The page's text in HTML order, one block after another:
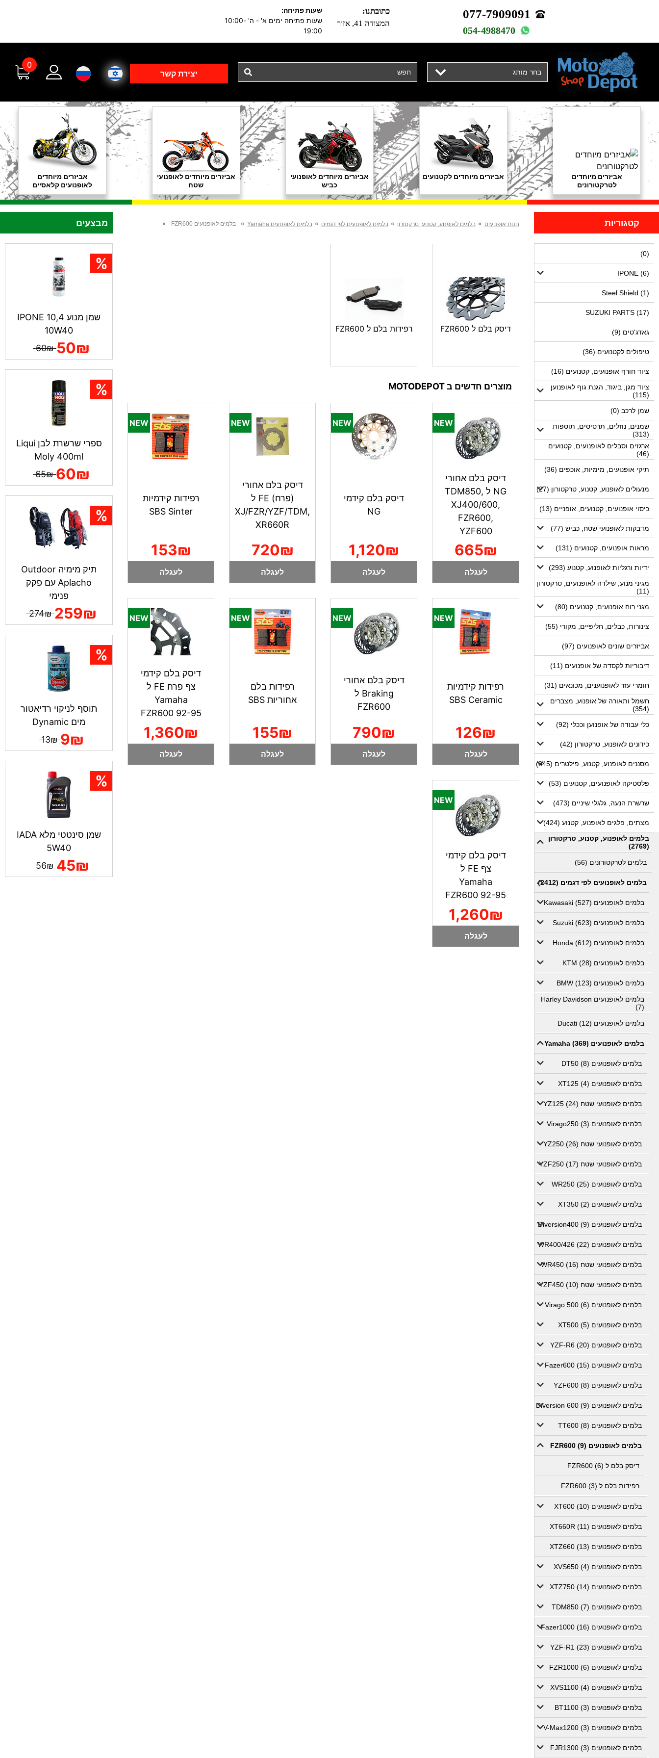
077-7909091
054-4988470
כתובתנו:
המצודה 41, אזור
שעות פתיחה:
שעות פתיחה ימים א' - ה' 10:00-
19:00
בחר מותג יצירת קשר
0
אביזרים מיוחדים
לטרקטורונים
אביזרים מיוחדים לקטנועים
אביזרים מיוחדים לאופנועי
כביש
אביזרים מיוחדים לאופנועי
שטח
אביזרים מיוחדים
לאופנועים קלאסיים
קטגוריות
(0)
IPONE (6)
Steel Shield (1)
SUZUKI PARTS (17)
גאדג'טים (9)
טיפולים לקטנועים (36)
ציוד חורף אופנועים, קטנועים (16)
ציוד מגן, ביגוד, הגנת גוף לאופנוען
(115)
שמן לרכב (0)
שמנים, נוזלים, תרסיסים, תוספות
(313)
ארגזים וסבלים לאופנועים, קטנועים
(46)
תיקי אופנועים, מימיות, אוכפים (36)
מנעולים לאופנוע, קטנוע, טרקטורון (27)
כיסוי אופנועים, קטנועים, אופניים (13)
מדבקות לאופנועי שטח, כביש (77)
מראות אופנועים, קטנועים (131)
ידיות ורגליות לאופנוע, קטנוע (293)
מגיני מנוע, שילדה לאופנועים, טרקטורון
(11)
מגני רוח אופנועים, קטנועים (80)
צינורות, כבלים, חליפיים, מקורי (55)
אביזרים שונים לאופנועים (97)
דיבוריות לקסדה של אופנועים (11)
חומרי עזר לאופנוענים, מכונאים (31)
חשמל ותאורה של אופנוע, מצברים
(354)
כלי עבודה של אופנוען וככלי (92)
כידונים לאופנוע, טרקטורון (42)
מסננים לאופנוע, קטנוע, פילטרים (845)
פלסטיקה לאופנועים, קטנועים (53)
שרשרת הנעה, גלגלי שיניים (473)
מצתים, פלגים לאופנוע, קטנוע (424)
בלמים לאופנוע, קטנוע, טרקטורון
(2769)
בלמים לטרקטורונים (56)
בלמים לאופנועים לפי דגמים (2412)
בלמים לאופנועים Kawasaki (527)
בלמים לאופנועים Suzuki (623)
בלמים לאופנועים Honda (612)
בלמים לאופנועים KTM (28)
בלמים לאופנועים BMW (123)
בלמים לאופנועים Harley Davidson
(7)
בלמים לאופנועים Ducati (12)
בלמים לאופנועים Yamaha (369)
בלמים לאופנועים DT50 (8)
בלמים לאופנועים XT125 (4)
בלמים לאופנועי שטח YZ125 (24)
בלמים לאופנועים Virago250 (3)
בלמים לאופנועי שטח YZ250 (26)
בלמים לאופנועי שטח YZF250 (17)
בלמים לאופנועים WR250 (25)
בלמים לאופנועים XT350 (2)
בלמים לאופנועים Diversion400 (9)
בלמים לאופנועים WR400/426 (22)
בלמים לאופנועי שטח WR450 (16)
בלמים לאופנועי שטח YZF450 (10)
בלמים לאופנועים Virago 500 (6)
בלמים לאופנועים XT500 (5)
בלמים לאופנועים YZF-R6 (20)
בלמים לאופנועים Fazer600 (15)
בלמים לאופנועים YZF600 (8)
בלמים לאופנועים Diversion 600 (9)
בלמים לאופנועים TT600 (8)
בלמים לאופנועים FZR600 (9)
דיסק בלם ל FZR600 (6)
רפידות בלם ל FZR600 (3)
בלמים לאופנועים XT600 (10)
בלמים לאופנועים XT660R (11)
בלמים לאופנועים XTZ660 (13)
בלמים לאופנועים XVS650 (4)
בלמים לאופנועים XTZ750 (14)
בלמים לאופנועים TDM850 (7)
בלמים לאופנועים Fazer1000 (16)
בלמים לאופנועים YZF-R1 (23)
בלמים לאופנועים FZR1000 (6)
בלמים לאופנועים XVS1100 (4)
בלמים לאופנועים BT1100 (3)
בלמים לאופנועים V-Max1200 (3)
בלמים לאופנועים FJR1300 (3)
חנות אופנועים » בלמים לאופנוע, קטנוע, טרקטורון » בלמים לאופנועים לפי דגמים » בלמים לאופנועים Yamaha » בלמים לאופנועים FZR600 »
דיסק בלם ל FZR600 רפידות בלם ל FZR600
מוצרים חדשים ב MOTODEPOT
דיסק בלם אחורי
NG ל TDM850,
XJ400/600,
FZR600,
YZF600
665₪
לעגלה
דיסק בלם קידמי
NG
1,120₪
לעגלה
דיסק בלם אחורי
(פרח) FE ל
XJ/FZR/YZF/TDM,
XR660R
720₪
לעגלה
רפידות קידמיות
SBS Sinter
153₪
לעגלה
רפידות קידמיות
SBS Ceramic
126₪
לעגלה
דיסק בלם אחורי
Braking ל
FZR600
790₪
לעגלה
רפידות בלם
אחוריות SBS
155₪
לעגלה
דיסק בלם קידמי
צף פרח FE ל
Yamaha
FZR600 92-95
1,360₪
לעגלה
דיסק בלם קידמי
צף FE ל
Yamaha
FZR600 92-95
1,260₪
לעגלה
מבצעים
שמן מנוע IPONE 10,4
10W40
50₪
60₪
ספרי שרשרת לבן Liqui
Moly 400ml
60₪
65₪
תיק מימיה Outdoor
Aplacho עם פקק
פנימי
259₪
274₪
תוסף לניקוי רדיאטור
מים Dynamic
9₪
13₪
שמן סינטטי מלא IADA
5W40
45₪
56₪